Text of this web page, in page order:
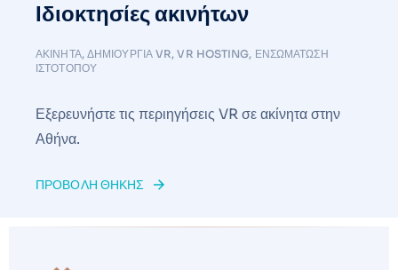
Ιδιοκτησίες ακινήτων
ΑΚΊΝΗΤΑ, ΔΗΜΙΟΥΡΓΊΑ VR,VR HOSTING, ΕΝΣΩΜΆΤΩΣΗ
ΙΣΤΌΤΟΠΟΥ
Εξερευνήστε τις περιηγήσεις VR σε ακίνητα στην
Αθήνα.
ΠΡΟΒΟΛΉ ΘΉΚΗΣ